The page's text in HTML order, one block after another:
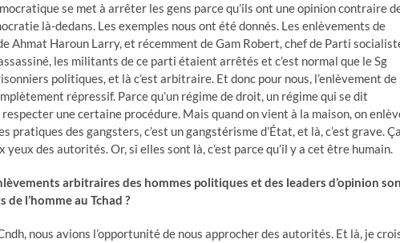
se met à arrêter les gens parce qu’ils ont une opinion contraire
là-dedans. Les exemples nous ont été donnés. Les enlèvements de
Ahmat Haroun Larry, et récemment de Gam Robert, chef de Parti
les militants de ce parti étaient arrêtés et c’est normal que le Sg
politiques, et là c’est arbitraire. Et donc pour nous, l’enlèvement de
répressif. Parce qu’un régime de droit, un régime qui se dit
une certaine procédure. Mais quand on vient à la maison, on
pratiques des gangsters, c’est un gangstérisme d’État, et là, c’est grave. Ça
yeux des autorités. Or, si elles sont là, c’est parce qu’il y a cet être humain.
arbitraires des hommes politiques et des leaders d’opinion
l’homme au Tchad ?
nous avions l’opportunité de nous approcher des autorités. Et là, je